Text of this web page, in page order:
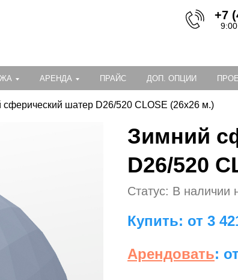
+7
АРЕНДА ПРАЙС ДОП. ОПЦИИ
шатер D26/520 CLOSE (26х26 м.)
Зимний
D26/520
Статус: В наличии
Купить: от 3
Арендовать: